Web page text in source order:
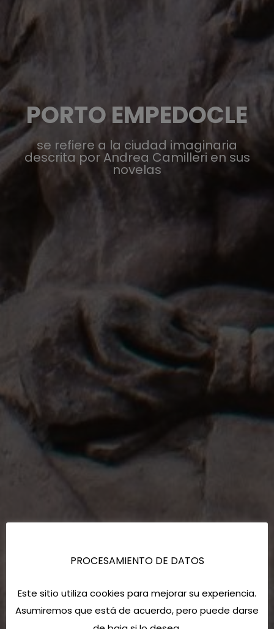
PORTO EMPEDOCLE
se refiere a la ciudad imaginaria
descrita por Andrea Camilleri en sus
novelas
PROCESAMIENTO DE DATOS
Este sitio utiliza cookies para mejorar su experiencia.
Asumiremos que está de acuerdo, pero puede darse